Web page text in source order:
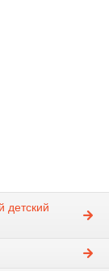
детский